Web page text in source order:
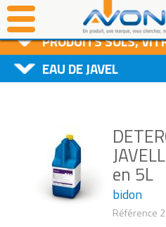
PRODUITS
PRODUITS SOLS,
EAU DE JAVEL
en 5L
bidon
Référence